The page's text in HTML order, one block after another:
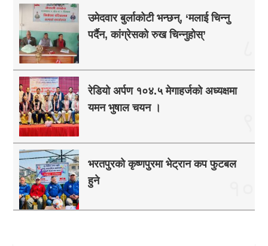
उमेदवार बुर्लाकोटी भन्छन्, ‘मलाई चिन्नु
पर्दैन, कांग्रेसको रुख चिन्नुहोस्’
रेडियो अर्पण १०४.५ मेगाहर्जको अध्यक्षमा
यमन भुषाल चयन ।
भरतपुरको कृष्णपुरमा भेट्रान कप फुटबल
हुने